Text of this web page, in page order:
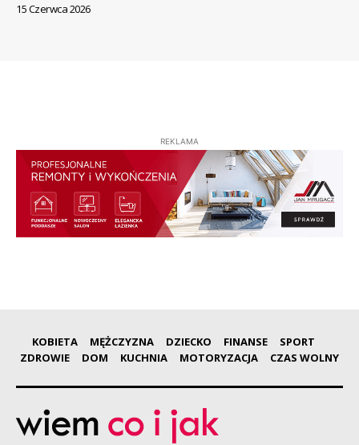
15 Czerwca 2026
REKLAMA
KOBIETA MĘŻCZYZNA DZIECKO FINANSE
SPORT
ZDROWIE
DOM KUCHNIA MOTORYZACJA CZAS WOLNY